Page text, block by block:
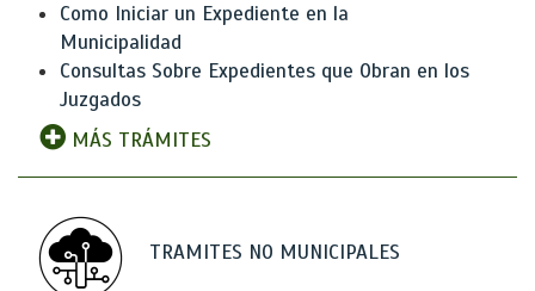
Como Iniciar un Expediente en la
Municipalidad
Consultas Sobre Expedientes que Obran en los
Juzgados
MÁS TRÁMITES
TRAMITES NO MUNICIPALES